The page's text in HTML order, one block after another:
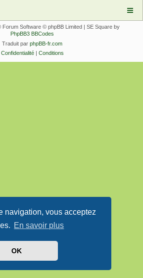
navigation, vous acceptez
En savoir plus
OK
Forum Software © phpBB Limited | SE Square by
PhpBB3 BBCodes
Traduit par phpBB-fr.com
Confidentialité| Conditions